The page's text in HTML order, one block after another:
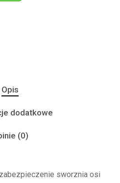
Opis
dodatkowe
(0)
sworznia osi